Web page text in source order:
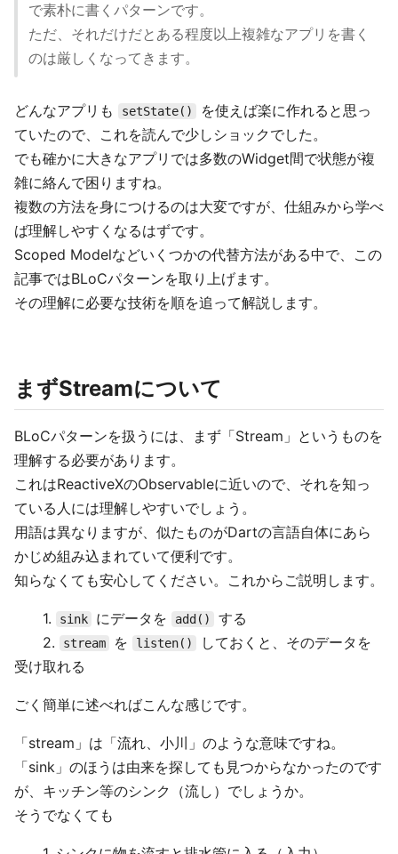
で素朴に書くパターンです。
ただ、それだけだとある程度以上複雑なアプリを書く
のは厳しくなってきます。
どんなアプリも setState()
を使えば楽に作れると思っ
ていたので、これを読んで少しショックでした。
でも確かに大きなアプリでは多数のWidget間で状態が複
雑に絡んで困りますね。
複数の方法を身につけるのは大変ですが、仕組みから学べ
ば理解しやすくなるはずです。
Scoped Modelなどいくつかの代替方法がある中で、この
記事ではBLoCパターンを取り上げます。
その理解に必要な技術を順を追って解説します。
まずStreamについて
BLoCパターンを扱うには、まず「Stream」というものを
理解する必要があります。
これはReactiveXのObservableに近いので、それを知っ
ている人には理解しやすいでしょう。
用語は異なりますが、似たものがDartの言語自体にあら
かじめ組み込まれていて便利です。
知らなくても安心してください。これからご説明します。
1. sink にデータを add()
する
2.
stream を listen()
しておくと、そのデータを
受け取れる
ごく簡単に述べればこんな感じです。
「stream」は「流れ、小川」のような意味ですね。
「sink」のほうは由来を探しても見つからなかったのです
が、キッチン等のシンク（流し）でしょうか。
そうでなくても